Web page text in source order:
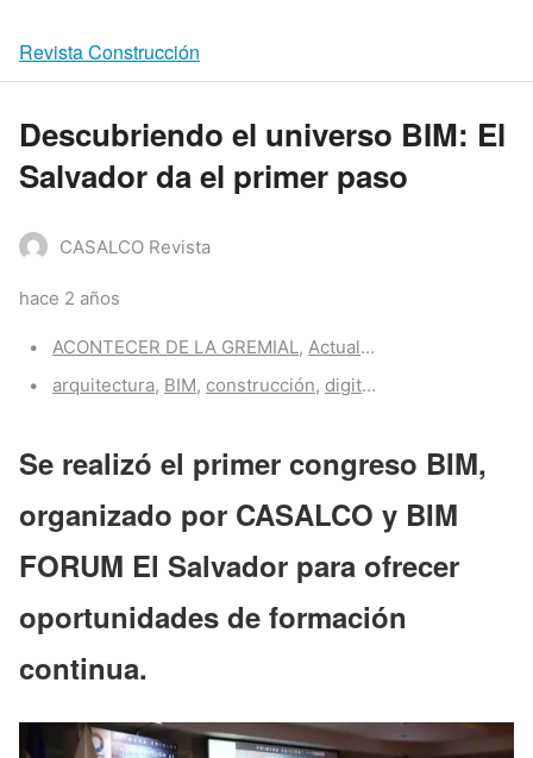
Revista Construcción
Descubriendo el universo BIM: El
Salvador da el primer paso
CASALCO Revista
hace 2 años
Categories:
ACONTECER DE LA GREMIAL, Actualidad CASALCO
Tags:
arquitectura, BIM, construcción, digitalización
Se realizó el primer congreso BIM,
organizado por CASALCO y BIM
FORUM El Salvador para ofrecer
oportunidades de formación
continua.